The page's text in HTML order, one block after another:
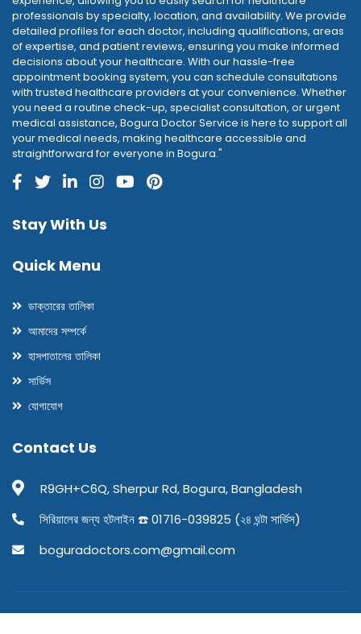
professionals by specialty, location, and availability. We provide
detailed profiles for each doctor, including qualifications, areas
of expertise, and patient reviews, ensuring you make informed
decisions about your healthcare. With our hassle-free
appointment booking system, you can schedule consultations
with trusted healthcare providers at your convenience. Whether
you need a routine check-up, specialist consultation, or urgent
medical assistance, Bogura Doctor Service is here to support all
your medical needs, making healthcare accessible and
straightforward for everyone in Bogura."
Stay With Us
Quick Menu
ডাক্তারের তালিকা
আমাদের সম্পর্কে
হাসপাতালের তালিকা
সার্ভিস
যোগাযোগ
Contact Us
R9GH+C6Q, Sherpur Rd, Bogura, Bangladesh
সিরিয়ালের জন্য হটলাইন ☎️ 01716-039825 (২৪ ঘন্টা সার্ভিস)
boguradoctors.com@gmail.com